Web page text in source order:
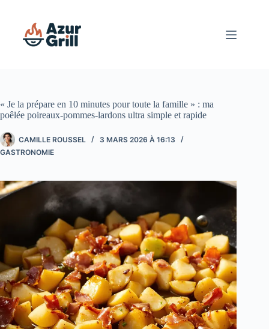
« Je la prépare en 10 minutes pour toute la famille » : ma
poêlée poireaux-pommes-lardons ultra simple et rapide
CAMILLE ROUSSEL
3 MARS 2026 À 16:13
GASTRONOMIE